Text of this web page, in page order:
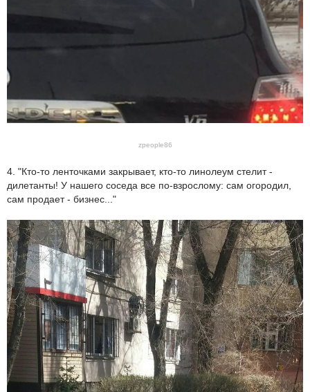
zpeople86
4. "Кто-то ленточками закрывает, кто-то линолеум стелит -
дилетанты! У нашего соседа все по-взрослому: сам огородил,
сам продает - бизнес..."